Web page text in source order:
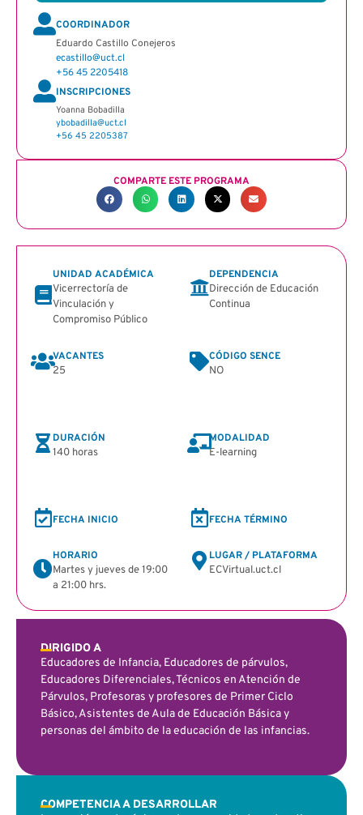
COORDINADOR
Eduardo Castillo Conejeros
ecastillo@uct.cl
+56 45 2205418
INSCRIPCIONES
Yoanna Bobadilla
ybobadilla@uct.cl
+56 45 2205387
COMPARTE ESTE PROGRAMA
UNIDAD ACADÉMICA
Vicerrectoría de
Vinculación y
Compromiso Público
DEPENDENCIA
Dirección de Educación
Continua
VACANTES
25
CÓDIGO SENCE
NO
DURACIÓN
140 horas
MODALIDAD
E-learning
FECHA INICIO FECHA TÉRMINO
HORARIO
Martes y jueves de 19:00
a 21:00 hrs.
LUGAR / PLATAFORMA
ECVirtual.uct.cl
DIRIGIDO A
Educadores de Infancia, Educadores de párvulos,
Educadores Diferenciales, Técnicos en Atención de
Párvulos, Profesoras y profesores de Primer Ciclo
Básico, Asistentes de Aula de Educación Básica y
personas del ámbito de la educación de las infancias.
COMPETENCIA A DESARROLLAR